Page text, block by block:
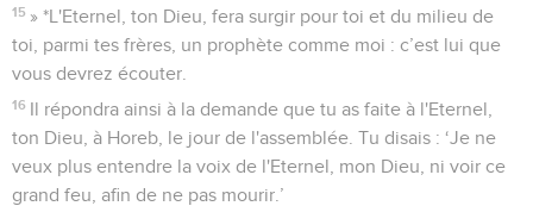
15 » *L'Eternel, ton Dieu, fera surgir pour toi et du milieu de
toi, parmi tes frères, un prophète comme moi : c’est lui que
vous devrez écouter.
16 Il répondra ainsi à la demande que tu as faite à l'Eternel,
ton Dieu, à Horeb, le jour de l'assemblée. Tu disais : ‘Je ne
veux plus entendre la voix de l'Eternel, mon Dieu, ni voir ce
grand feu, afin de ne pas mourir.’